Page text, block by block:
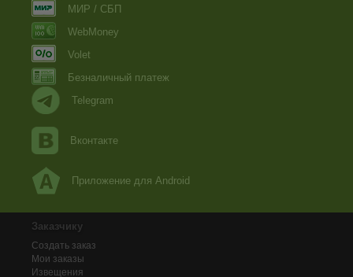
МИР / СБП
WebMoney
Volet
Безналичный платеж
Telegram
Вконтакте
Приложение для Android
Заказчику
Создать заказ
Мои заказы
Извещения